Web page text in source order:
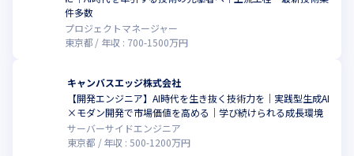
件多数
プロジェクトマネージャー
東京都
年収 : 700-1500万円
キャンバスエッジ株式会社
【開発エンジニア】AI時代を生き抜く技術力を｜実践型生成AI
×モダン開発で市場価値を高める｜学び続けられる成長環境
サーバーサイドエンジニア
東京都
年収 : 500-1200万円